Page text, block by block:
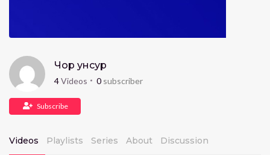
Чор унсур
4Videos 0 subscriber
Subscribe
Videos Playlists Series About Discussion